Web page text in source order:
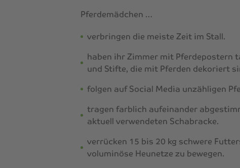
Pferdemädchen …
verbringen die meiste Zeit im Stall.
haben ihr Zimmer mit Pferdepostern
und Stifte, die mit Pferden dekoriert
folgen auf Social Media unzähligen
tragen farblich aufeinander
aktuell verwendeten Schabracke.
verrücken 15 bis 20 kg schwere
voluminöse Heunetze zu bewegen.